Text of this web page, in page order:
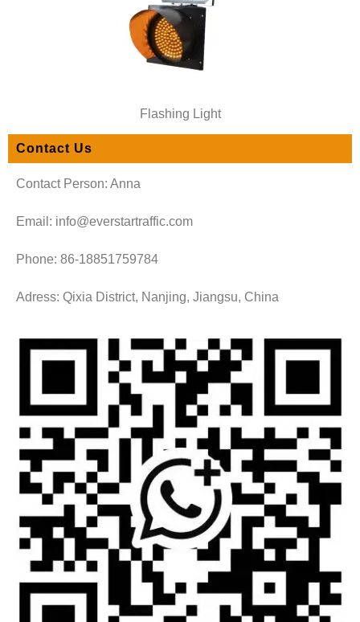
Flashing Light
Contact Us
Contact Person: Anna
Email: info@everstartraffic.com
Phone: 86-18851759784
Adress: Qixia District, Nanjing, Jiangsu, China